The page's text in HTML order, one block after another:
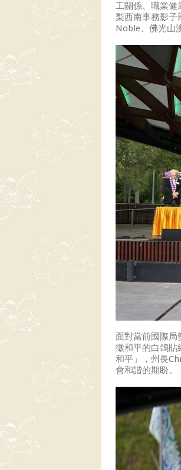
工關係、職業
梨西南事務影
Noble、佛光山
面對當前國際局
徵和平的白鴿貼
和平」，州長
會和諧的期盼。